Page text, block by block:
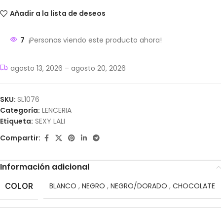
Añadir a la lista de deseos
7 ¡Personas viendo este producto ahora!
agosto 13, 2026 – agosto 20, 2026
SKU: SL1076
Categoría: LENCERIA
Etiqueta: SEXY LALI
Compartir:
Información adicional
COLOR BLANCO , NEGRO , NEGRO/DORADO , CHOCOLATE